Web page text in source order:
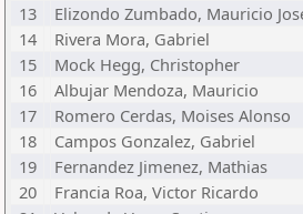
13
Elizondo Zumbado, Mauricio
14
Rivera Mora, Gabriel
15
Mock Hegg, Christopher
16
Albujar Mendoza, Mauricio
17
Romero Cerdas, Moises Alonso
18
Campos Gonzalez, Gabriel
19
Fernandez Jimenez, Mathias
20
Francia Roa, Victor Ricardo